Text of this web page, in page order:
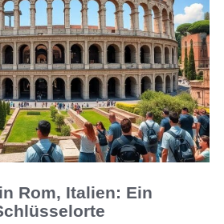
Rom, Italien: Ein